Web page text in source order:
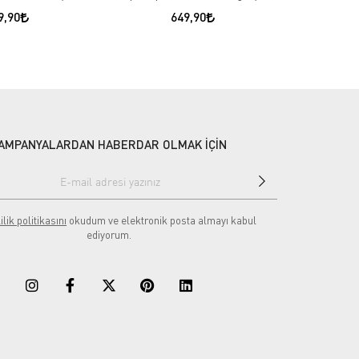
649,90
HABERDAR OLMAK İÇİN
politikasını okudum ve elektronik posta almayı kabul
ediyorum.